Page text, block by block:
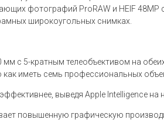
фотографий ProRAW и HEIF
широкоугольных снимках.
с 5-кратным телеобъективом на
иметь семь профессиональных
выведя Apple Intelligence на
повышенную графическую